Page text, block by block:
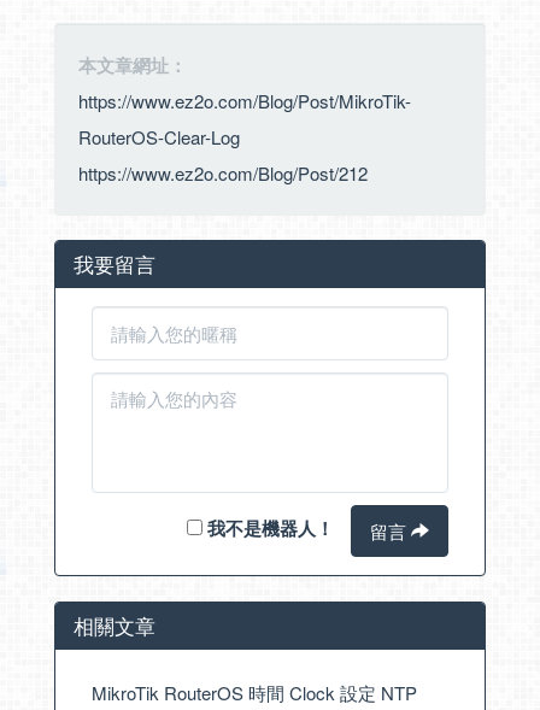
本文章網址：
https://www.ez2o.com/Blog/Post/MikroTik-
RouterOS-Clear-Log
https://www.ez2o.com/Blog/Post/212
我要留言
我不是機器人！ 留言
相關文章
MikroTik RouterOS 時間 Clock 設定 NTP